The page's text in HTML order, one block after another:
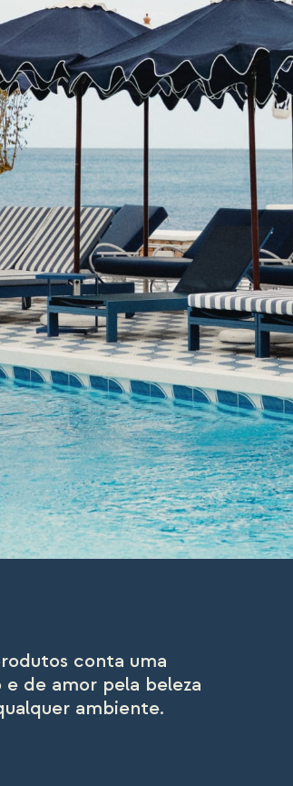
conta uma
de amor pela beleza
ambiente.